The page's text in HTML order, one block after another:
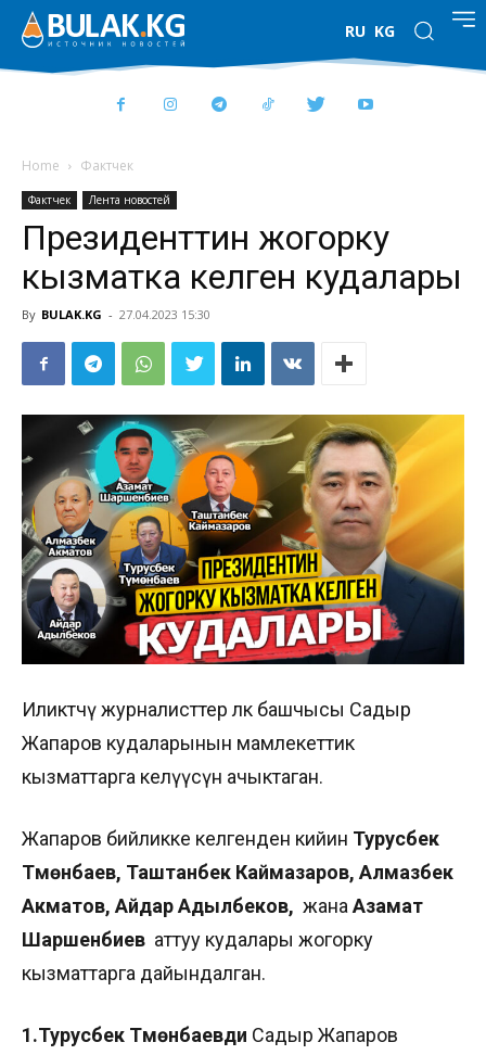
RU KG
Home Фактчек
Фактчек Лента новостей
Президенттин жогорку
кызматка келген кудалары
By BULAK.KG - 27.04.2023 15:30
Иликтөөчү журналисттер өлкө башчысы Садыр
Жапаров кудаларынын мамлекеттик
кызматтарга келүүсүн ачыктаган.
Жапаров бийликке келгенден кийин Турусбек
Түмөнбаев, Таштанбек Каймазаров, Алмазбек
Акматов, Айдар Адылбеков, жана Азамат
Шаршенбиев аттуу кудалары жогорку
кызматтарга дайындалган.
1.Турусбек Түмөнбаевди Садыр Жапаров